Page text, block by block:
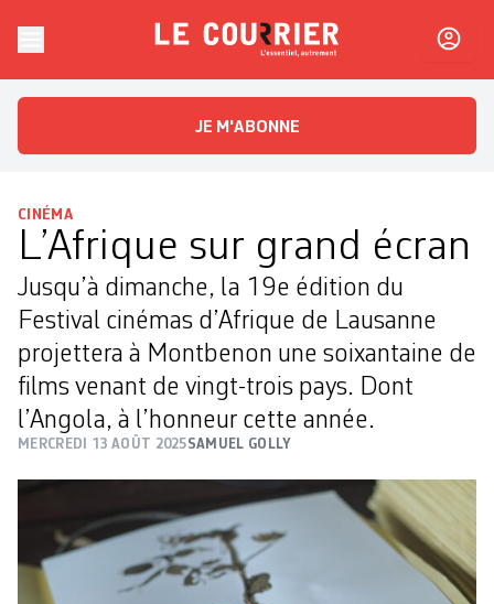
Le CourrierL'essentiel, autrement
JE M'ABONNE
CINÉMA
L’Afrique sur grand écran
Jusqu’à dimanche, la 19e édition du
Festival cinémas d’Afrique de Lausanne
projettera ­à Montbenon une soixantaine de
films venant de vingt-trois pays. Dont
l’Angola, à l’honneur cette année.
MERCREDI 13 AOÛT 2025SAMUEL GOLLY